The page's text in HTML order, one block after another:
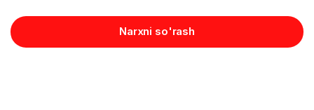
Narxni so'rash